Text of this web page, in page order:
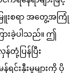
းစရာ အတွေ့အကြုံ
ားခဲ့ပါသည်။ ဤ
တုံ့ပြန်ပြီး
င်းနှီးမှုများကို ပို